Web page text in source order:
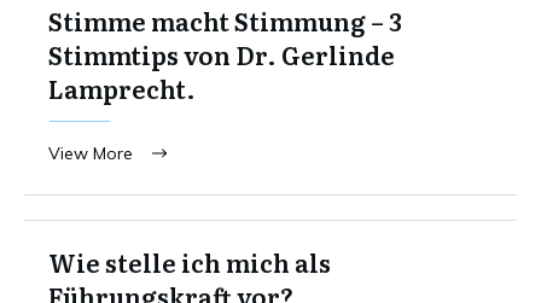
Stimme macht Stimmung – 3
Stimmtips von Dr. Gerlinde
Lamprecht.
View More
Wie stelle ich mich als
Führungskraft vor?